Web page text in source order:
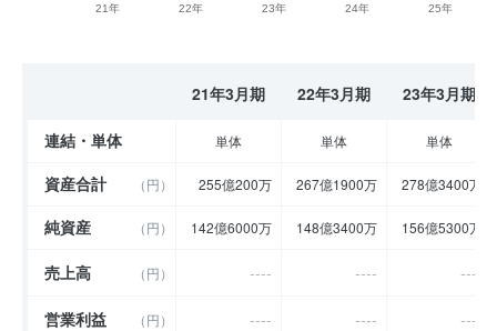
21年 22年 23年 24年 25年
21年3月期 22年3月期 23年3月期
連結・単体 単体 単体 単体
資産合計 （円） 255億200万 267億1900万 278億3400万
純資産 （円） 142億6000万 148億3400万 156億5300万
売上高 （円） ---- ---- ----
営業利益 （円） ---- ---- ----